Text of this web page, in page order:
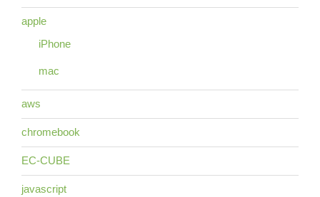
apple
iPhone
mac
aws
chromebook
EC-CUBE
javascript